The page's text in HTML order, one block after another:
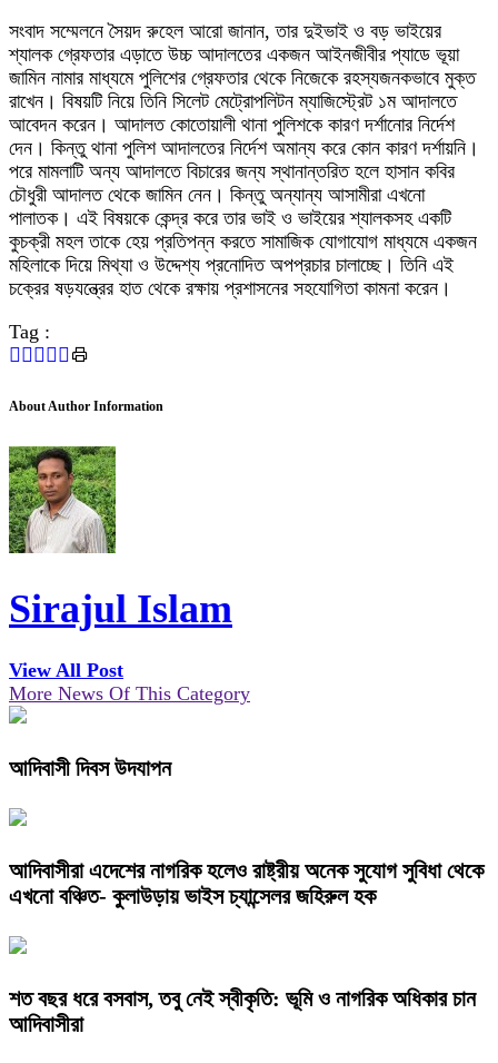
সংবাদ সম্মেলনে সৈয়দ রুহেল আরো জানান, তার দুইভাই ও বড় ভাইয়ের
শ্যালক গ্রেফতার এড়াতে উচ্চ আদালতের একজন আইনজীবীর প্যাডে ভূয়া
জামিন নামার মাধ্যমে পুলিশের গ্রেফতার থেকে নিজেকে রহস্যজনকভাবে মুক্ত
রাখেন। বিষয়টি নিয়ে তিনি সিলেট মেট্রোপলিটন ম্যাজিস্ট্রেট ১ম আদালতে
আবেদন করেন। আদালত কোতোয়ালী থানা পুলিশকে কারণ দর্শানোর নির্দেশ
দেন। কিন্তু থানা পুলিশ আদালতের নির্দেশ অমান্য করে কোন কারণ দর্শায়নি।
পরে মামলাটি অন্য আদালতে বিচারের জন্য স্থানান্তরিত হলে হাসান কবির
চৌধুরী আদালত থেকে জামিন নেন। কিন্তু অন্যান্য আসামীরা এখনো
পালাতক। এই বিষয়কে কেন্দ্র করে তার ভাই ও ভাইয়ের শ্যালকসহ একটি
কুচক্রী মহল তাকে হেয় প্রতিপন্ন করতে সামাজিক যোগাযোগ মাধ্যমে একজন
মহিলাকে দিয়ে মিথ্যা ও উদ্দেশ্য প্রনোদিত অপপ্রচার চালাচ্ছে। তিনি এই
চক্রের ষড়যন্ত্রের হাত থেকে রক্ষায় প্রশাসনের সহযোগিতা কামনা করেন।
Tag :
About Author Information
Sirajul Islam
View All Post
More News Of This Category
আদিবাসী দিবস উদযাপন
আদিবাসীরা এদেশের নাগরিক হলেও রাষ্ট্রীয় অনেক সুযোগ সুবিধা থেকে
এখনো বঞ্চিত- কুলাউড়ায় ভাইস চ্যান্সেলর জহিরুল হক
শত বছর ধরে বসবাস, তবু নেই স্বীকৃতি: ভূমি ও নাগরিক অধিকার চান
আদিবাসীরা